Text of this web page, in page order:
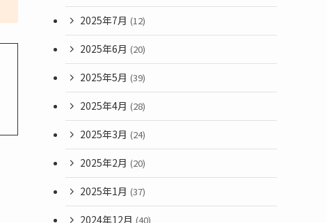
2025年7月 (12)
2025年6月 (20)
2025年5月 (39)
2025年4月 (28)
2025年3月 (24)
2025年2月 (20)
2025年1月 (37)
2024年12月 (40)